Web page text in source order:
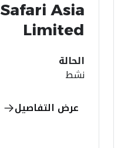
Safari Asia
Limited
الحالة
نشط
عرض التفاصيل